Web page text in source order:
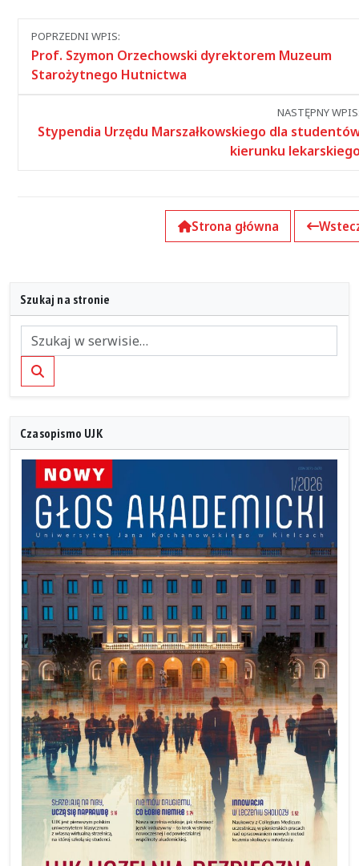
Nawigacja
między
wpisami
POPRZEDNI WPIS:
Prof. Szymon Orzechowski dyrektorem Muzeum
Starożytnego Hutnictwa
NASTĘPNY
Stypendia Urzędu Marszałkowskiego dla
kierunku
Strona główna
Szukaj na stronie
Szukaj
Czasopismo UJK